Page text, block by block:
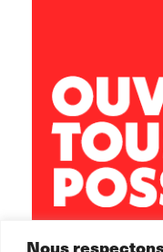
Nous